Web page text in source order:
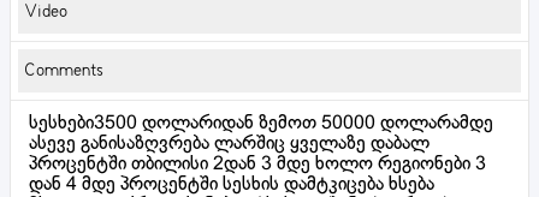
Video
Comments
სესხები3500 დოლარიდან ზემოთ 50000 დოლარამდე
ასევე განისაზღვრება ლარშიც ყველაზე დაბალ
პროცენტში თბილისი 2დან 3 მდე ხოლო რეგიონები 3
დან 4 მდე პროცენტში სესხის დამტკიცება ხსება